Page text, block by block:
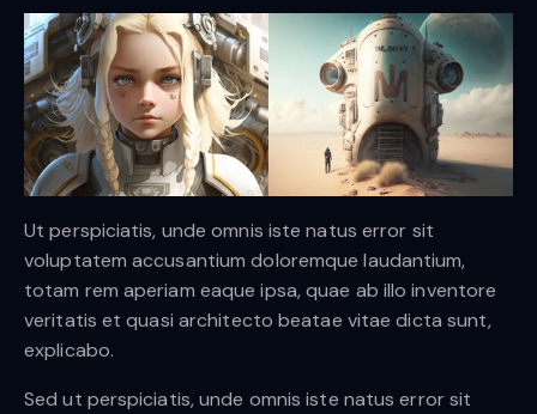
Ut perspiciatis, unde omnis iste natus error sit
voluptatem accusantium doloremque laudantium,
totam rem aperiam eaque ipsa, quae ab illo inventore
veritatis et quasi architecto beatae vitae dicta sunt,
explicabo.
Sed ut perspiciatis, unde omnis iste natus error sit